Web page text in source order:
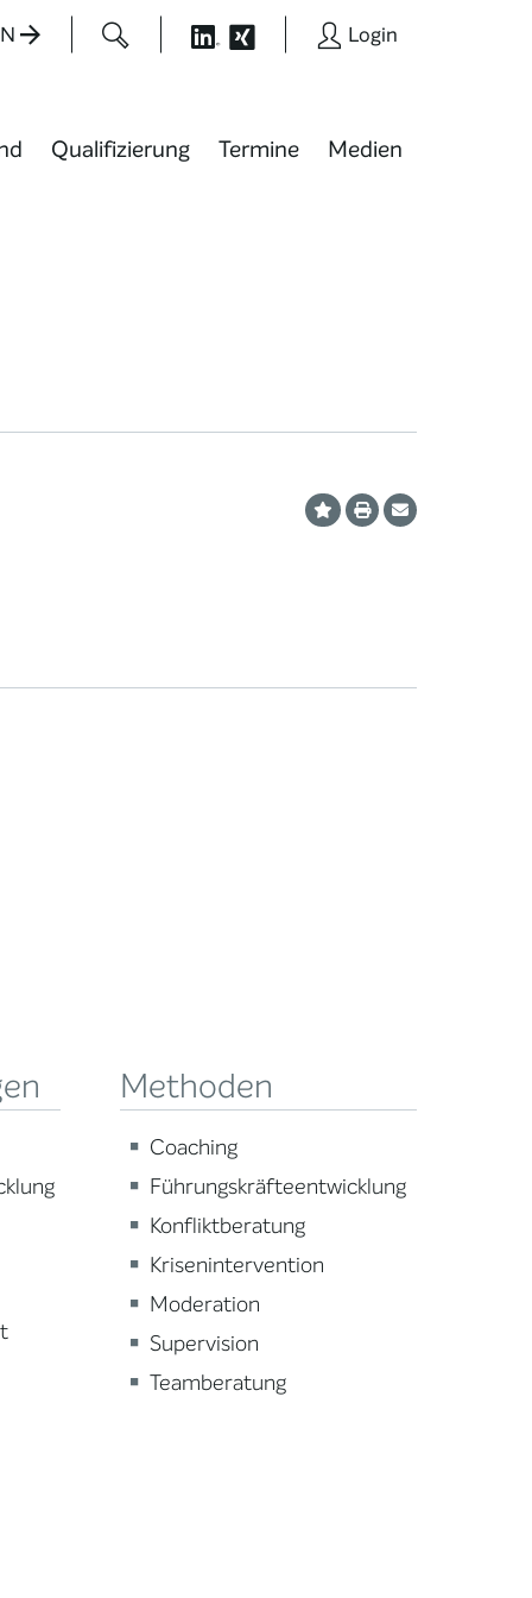
Login
Qualifizierung Termine Medien
Methoden
Coaching
Führungskräfteentwicklung
Konfliktberatung
Krisenintervention
Moderation
Supervision
Teamberatung